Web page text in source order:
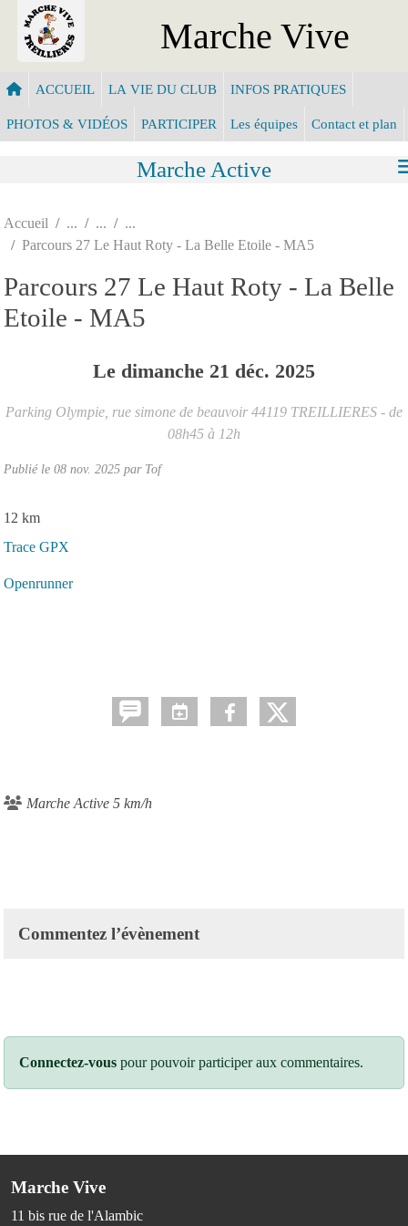
Marche Vive
ACCUEIL LA VIE DU CLUB INFOS PRATIQUES
PHOTOS & VIDÉOS PARTICIPER Les équipes Contact et plan
Marche Active
Accueil
Parcours 27 Le Haut Roty - La Belle Etoile - MA5
Parcours 27 Le Haut Roty - La Belle
Etoile - MA5
Le dimanche 21 déc. 2025
Parking Olympie, rue simone de beauvoir 44119 TREILLIERES - de
08h45 à 12h
Publié le 08 nov. 2025 par Tof
12 km
Trace GPX
Openrunner
Marche Active 5 km/h
Commentez l’évènement
Connectez-vous pour pouvoir participer aux commentaires.
Marche Vive
11 bis rue de l'Alambic
Panneau de gestion des cookies